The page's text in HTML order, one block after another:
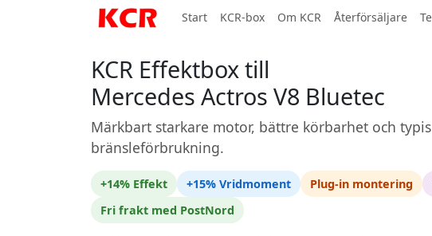
Start KCR-box Om KCR Återförsäljare
KCR Effektbox till
Mercedes Actros V8 Bluetec
Märkbart starkare motor, bättre körbarhet och
bränsleförbrukning.
+14% Effekt +15% Vridmoment Plug-in montering
Fri frakt med PostNord